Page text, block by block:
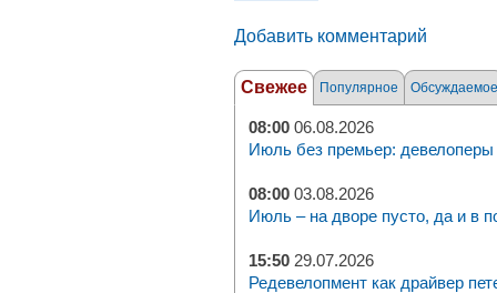
Добавить комментарий
Свежее Популярное Обсуждаемое
08:00 06.08.2026
Июль без премьер: девелоперы
08:00 03.08.2026
Июль – на дворе пусто, да и в
15:50 29.07.2026
Редевелопмент как драйвер